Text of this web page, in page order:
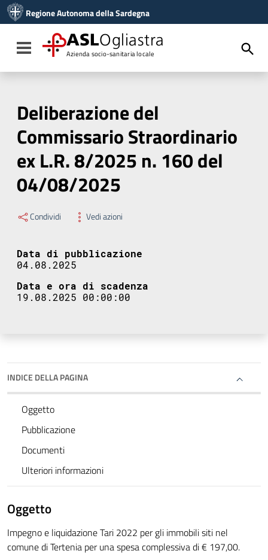
Vai al menu di navigazione
Vai al footer
Regione Autonoma della Sardegna
Toggle navigation
ASLOgliastra
Azienda socio-sanitaria locale
Deliberazione del
Commissario Straordinario
ex L.R. 8/2025 n. 160 del
04/08/2025
Condividi Vedi azioni
Data di pubblicazione
04.08.2025
Data e ora di scadenza
19.08.2025 00:00:00
INDICE DELLA PAGINA
Oggetto
Pubblicazione
Documenti
Ulteriori informazioni
Oggetto
Impegno e liquidazione Tari 2022 per gli immobili siti nel
comune di Tertenia per una spesa complessiva di € 197,00.